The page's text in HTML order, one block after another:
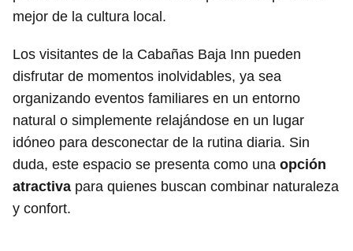
mejor de la cultura local.
Los visitantes de la Cabañas Baja Inn pueden
disfrutar de momentos inolvidables, ya sea
organizando eventos familiares en un entorno
natural o simplemente relajándose en un lugar
idóneo para desconectar de la rutina diaria. Sin
duda, este espacio se presenta como una opción
atractiva para quienes buscan combinar naturaleza
y confort.